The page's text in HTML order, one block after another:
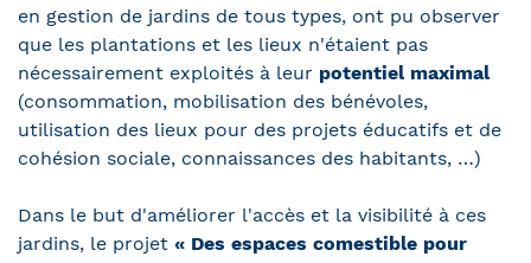
en gestion de jardins de tous types, ont pu observer
que les plantations et les lieux n'étaient pas
nécessairement exploités à leur potentiel maximal
(consommation, mobilisation des bénévoles,
utilisation des lieux pour des projets éducatifs et de
cohésion sociale, connaissances des habitants, …)
Dans le but d'améliorer l'accès et la visibilité à ces
jardins, le projet « Des espaces comestible pour